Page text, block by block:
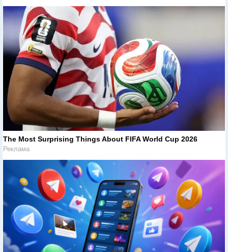
The Most Surprising Things About FIFA World Cup 2026
Реклама